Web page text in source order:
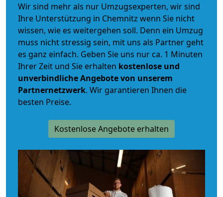
Wir sind mehr als nur Umzugsexperten, wir sind
Ihre Unterstützung in Chemnitz wenn Sie nicht
wissen, wie es weitergehen soll. Denn ein Umzug
muss nicht stressig sein, mit uns als Partner geht
es ganz einfach. Geben Sie uns nur ca. 1 Minuten
Ihrer Zeit und Sie erhalten kostenlose und
unverbindlicheAngebote von unserem
Partnernetzwerk. Wir garantieren Ihnen die
besten Preise.
Kostenlose Angebote erhalten